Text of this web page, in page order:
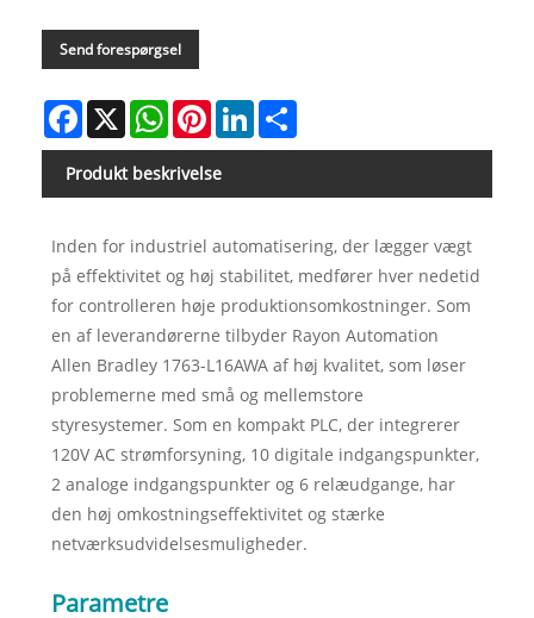
Send forespørgsel
Facebook
X WhatsAppPinterestLinkedIn
Produkt beskrivelse
Inden for industriel automatisering, der lægger vægt
på effektivitet og høj stabilitet, medfører hver nedetid
for controlleren høje produktionsomkostninger. Som
en af ​​leverandørerne tilbyder Rayon Automation
Allen Bradley 1763-L16AWA af høj kvalitet, som løser
problemerne med små og mellemstore
styresystemer. Som en kompakt PLC, der integrerer
120V AC strømforsyning, 10 digitale indgangspunkter,
2 analoge indgangspunkter og 6 relæudgange, har
den høj omkostningseffektivitet og stærke
netværksudvidelsesmuligheder.
Parametre